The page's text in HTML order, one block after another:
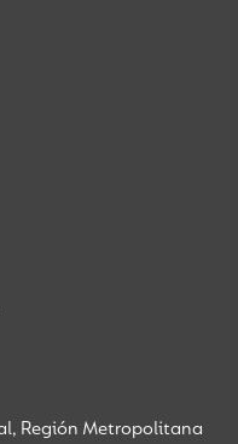
Región Metropolitana